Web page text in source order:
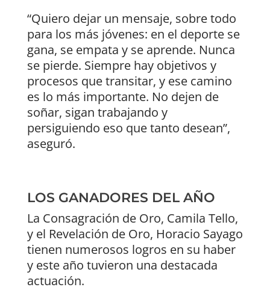
“Quiero dejar un mensaje, sobre todo
para los más jóvenes: en el deporte se
gana, se empata y se aprende. Nunca
se pierde. Siempre hay objetivos y
procesos que transitar, y ese camino
es lo más importante. No dejen de
soñar, sigan trabajando y
persiguiendo eso que tanto desean”,
aseguró.
LOS GANADORES DEL AÑO
La Consagración de Oro, Camila Tello,
y el Revelación de Oro, Horacio Sayago
tienen numerosos logros en su haber
y este año tuvieron una destacada
actuación.